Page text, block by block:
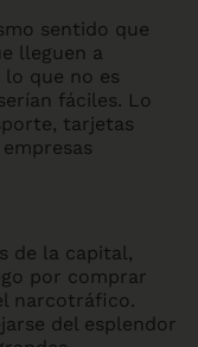
sentido que
lleguen a
lo que no es
fáciles. Lo
tarjetas
de la capital,
por comprar
narcotráfico.
del esplendor